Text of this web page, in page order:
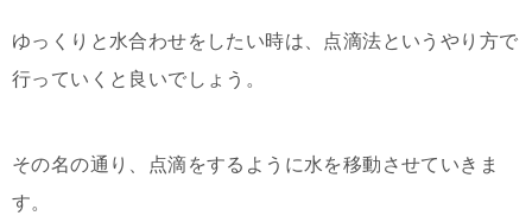
ゆっくりと水合わせをしたい時は、点滴法というやり方で
行っていくと良いでしょう。
その名の通り、点滴をするように水を移動させていきま
す。